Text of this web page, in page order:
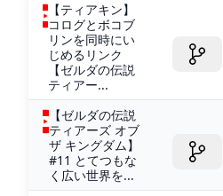
【ティアキン】
コログとボコブ
リンを同時にい
じめるリンク
【ゼルダの伝説
ティアー...
【ゼルダの伝説
ティアーズ オブ
ザ キングダム】
#11 とてつもな
く広い世界を...